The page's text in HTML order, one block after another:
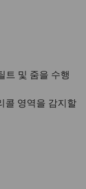
트 및 줌을 수행
콜 영역을 감지할